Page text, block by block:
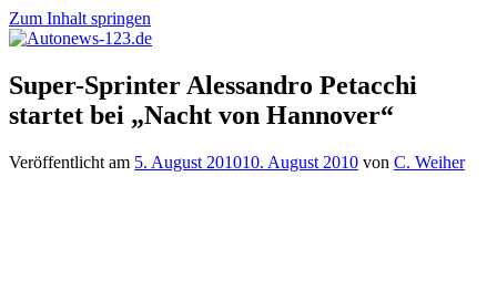
Zum Inhalt springen
Autonews-
123.de
Autonews
mit
Charme
Super-Sprinter Alessandro Petacchi
startet bei „Nacht von Hannover“
Veröffentlicht am 5. August 201010. August 2010 von C. Weiher